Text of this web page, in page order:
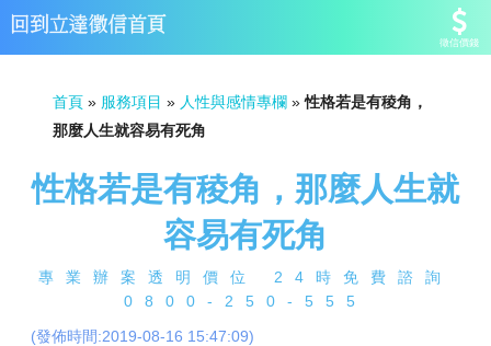
徵信價錢
首頁 » 服務項目 » 人性與感情專欄 »性格若是有稜角，
那麼人生就容易有死角
性格若是有稜角，那麼人生就
容易有死角
專業辦案透明價位 24時免費諮詢
0800-250-555
(發佈時間:2019-08-16 15:47:09)